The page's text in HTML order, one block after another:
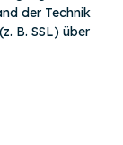
der Technik
B. SSL) über